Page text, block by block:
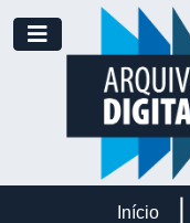
Skip to main content
Toggle
Início